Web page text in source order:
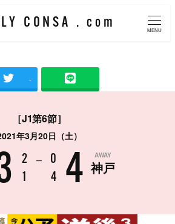
CONSA . com
MENU
-
［J1第6節］
年3月20日（土）
2
1
–
0
4
4 AWAY
神戸